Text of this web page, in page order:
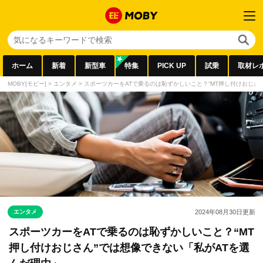
ホーム 新着 新型車 特集 PICK UP 試乗 取材レ
MOBY[モビー] > エンタメ > スポーツカーをATで乗るのは恥ずかしいこと？“MT押し付けおじ
エンタメ 2024年08月30日更新
スポーツカーをATで乗るのは恥ずかしいこと？“MT
押し付けおじさん”では想像できない「私がATを選